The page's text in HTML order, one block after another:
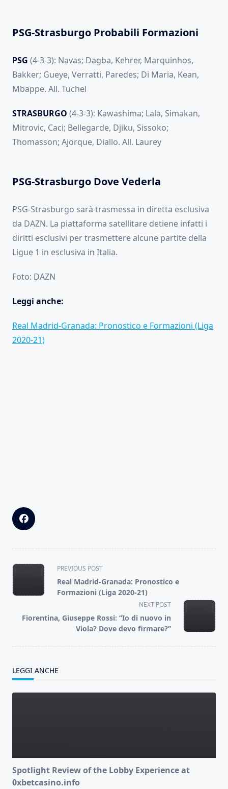
PSG-Strasburgo Probabili Formazioni
PSG (4-3-3): Navas; Dagba, Kehrer, Marquinhos,
Bakker; Gueye, Verratti, Paredes; Di Maria, Kean,
Mbappe. All. Tuchel
STRASBURGO (4-3-3): Kawashima; Lala, Simakan,
Mitrovic, Caci; Bellegarde, Djiku, Sissoko;
Thomasson; Ajorque, Diallo. All. Laurey
PSG-Strasburgo Dove Vederla
PSG-Strasburgo sarà trasmessa in diretta esclusiva
da DAZN. La piattaforma satellitare detiene infatti i
diritti esclusivi per trasmettere alcune partite della
Ligue 1 in esclusiva in Italia.
Foto: DAZN
Leggi anche:
Real Madrid-Granada: Pronostico e Formazioni (Liga
2020-21)
<span
class="nav-
subtitle
reader-
text">Page</span>
PREVIOUS POST
Real Madrid-Granada: Pronostico e
Formazioni (Liga 2020-21)
NEXT POST
Fiorentina, Giuseppe Rossi: “Io di nuovo in
Viola? Dove devo firmare?”
LEGGI ANCHE
Spotlight Review of the Lobby Experience at
0xbetcasino.info